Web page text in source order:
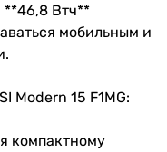
**46,8 Втч**
мобильным и
Modern 15 F1MG:
компактному